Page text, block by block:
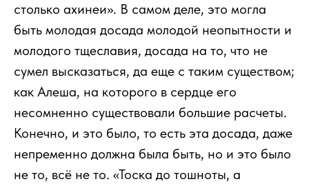
столько ахинеи». В самом деле, это могла
быть молодая досада молодой неопытности и
молодого тщеславия, досада на то, что не
сумел высказаться, да еще с таким существом;
как Алеша, на которого в сердце его
несомненно существовали большие расчеты.
Конечно, и это было, то есть эта досада, даже
непременно должна была быть, но и это было
не то, всё не то. «Тоска до тошноты, а